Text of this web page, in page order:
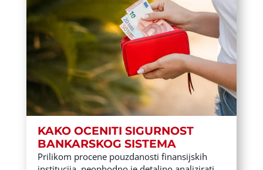
KAKO OCENITI SIGURNOST
BANKARSKOG SISTEMA
Prilikom procene pouzdanosti finansijskih